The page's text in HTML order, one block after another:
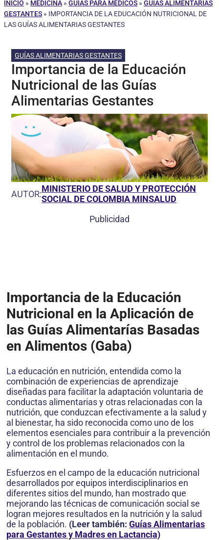
INICIO » MEDICINA » GUÍAS PARA MÉDICOS » GUÍAS ALIMENTARIAS
GESTANTES » IMPORTANCIA DE LA EDUCACIÓN NUTRICIONAL DE
LAS GUÍAS ALIMENTARIAS GESTANTES
GUÍAS ALIMENTARIAS GESTANTES
Importancia de la Educación
Nutricional de las Guías
Alimentarias Gestantes
AUTOR:MINISTERIO DE SALUD Y PROTECCIÓN
SOCIAL DE COLOMBIA MINSALUD
Publicidad
Importancia de la Educación
Nutricional en la Aplicación de
las Guías Alimentarías Basadas
en Alimentos (Gaba)
La educación en nutrición, entendida como la
combinación de experiencias de aprendizaje
diseñadas para facilitar la adaptación voluntaria de
conductas alimentarias y otras relacionadas con la
nutrición, que conduzcan efectivamente a la salud y
al bienestar, ha sido reconocida como uno de los
elementos esenciales para contribuir a la prevención
y control de los problemas relacionados con la
alimentación en el mundo.
Esfuerzos en el campo de la educación nutricional
desarrollados por equipos interdisciplinarios en
diferentes sitios del mundo, han mostrado que
mejorando las técnicas de comunicación social se
logran mejores resultados en la nutrición y la salud
de la población. (Leer también: Guías Alimentarias
para Gestantes y Madres en Lactancia)